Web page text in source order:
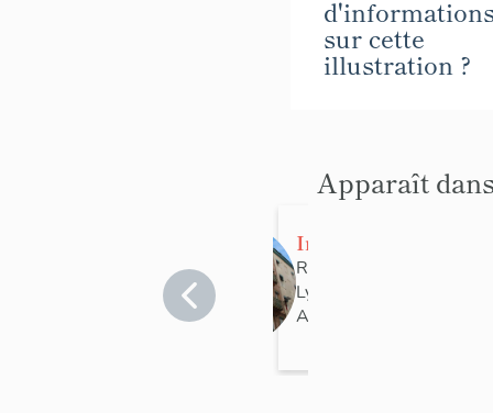
sur cette
illustration ?
Apparaît
Immeuble
Rhône
Lyon 7e
Arrondissement